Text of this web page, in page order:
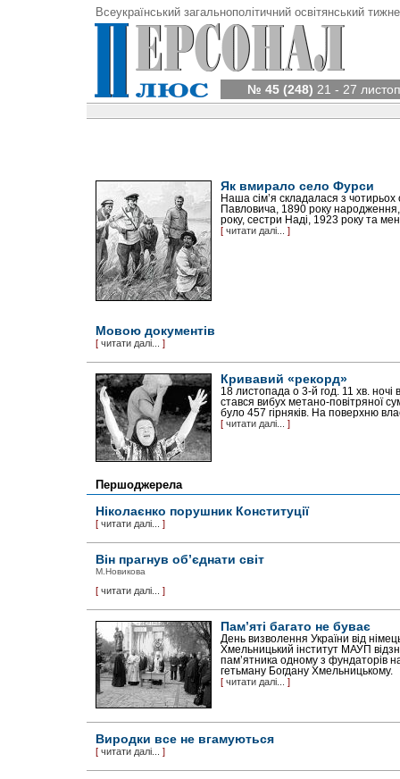
Всеукраїнський загальнополітичний освітянський
№ 45 (248) 21 - 27
Як вмирало село Фурси
Наша сім’я складалася з
Павловича, 1890 року
року, сестри Наді, 1923 року та
[ читати далі... ]
Мовою документів
[ читати далі... ]
Кривавий «рекорд»
18 листопада о 3-й год. 11 хв. ночі
стався вибух метано-повітряної
було 457 гірняків. На поверхню
[ читати далі... ]
Першоджерела
Ніколаєнко порушник Конституції
[ читати далі... ]
Він прагнув об’єднати світ
М.Новикова
[ читати далі... ]
Пам’яті багато не буває
День визволення України від
Хмельницький інститут МАУП
пам’ятника одному з фундаторів
гетьману Богдану Хмельницькому.
[ читати далі... ]
Виродки все не вгамуються
[ читати далі... ]